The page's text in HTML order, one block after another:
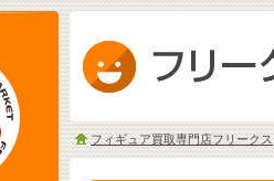
フィギュア買取専門店フリークス